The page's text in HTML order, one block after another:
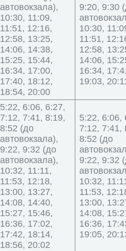
автовокзала),
10:30, 11:09,
11:51, 12:16,
12:58, 13:25,
14:06, 14:38,
15:25, 15:44,
16:34, 17:00,
17:40, 18:12,
18:54, 20:00
9:20, 9:30
10:30,
11:51,
12:58,
14:06,
16:34,
19:03,
5:22, 6:06, 6:27,
7:12, 7:41, 8:19,
8:52 (до
автовокзала),
9:22, 9:32 (до
автовокзала),
10:32, 11:11,
11:53, 12:18,
13:00, 13:27,
14:08, 14:40,
15:27, 15:46,
16:36, 17:02,
17:42, 18:14,
18:56, 20:02
5:22, 6:06,
7:12, 7:41,
8:52 (до
9:22, 9:32
10:32,
11:53,
13:00,
14:08,
16:36,
19:05,